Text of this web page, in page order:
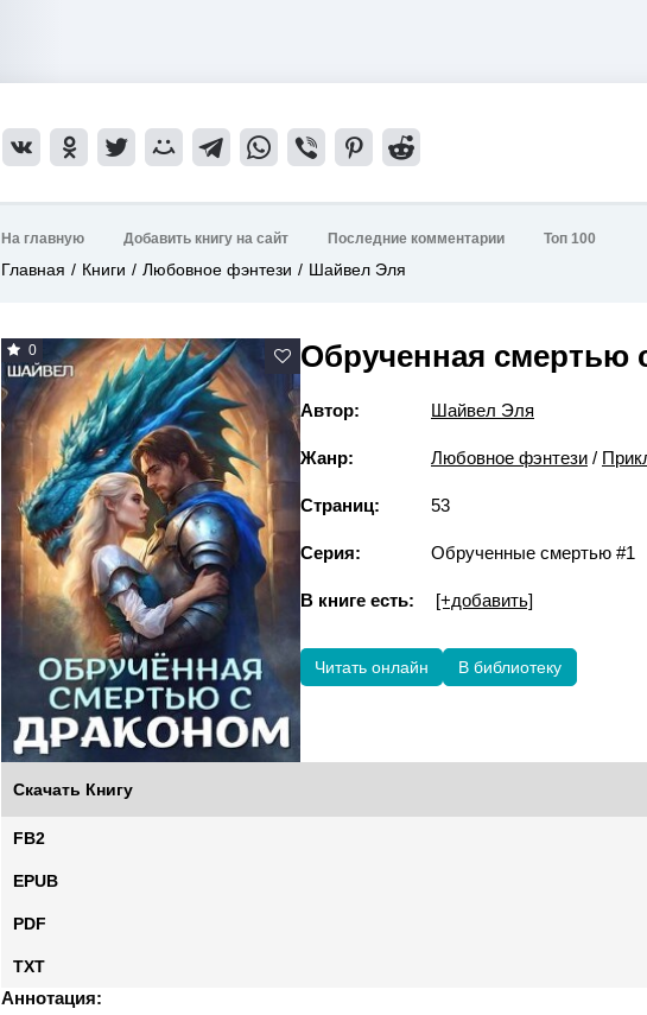
На главную Добавить книгу на сайт Последние комментарии Топ 100
Главная Книги Любовное фэнтези Шайвел Эля
0 Обрученная смертью
Автор: Шайвел Эля
Жанр: Любовное фэнтези /
Страниц: 53
Серия: Обрученные смертью #1
В книге есть: [+добавить]
Читать онлайн В библиотеку
Скачать Книгу
FB2
EPUB
PDF
TXT
Аннотация: